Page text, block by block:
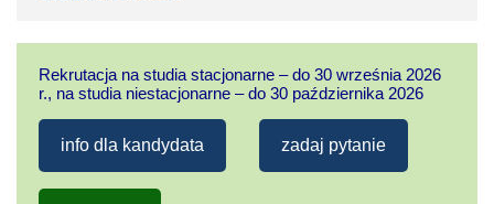
Rekrutacja na studia stacjonarne – do 30 września 2026
r., na studia niestacjonarne – do 30 października 2026
info dla kandydata zadaj pytanie